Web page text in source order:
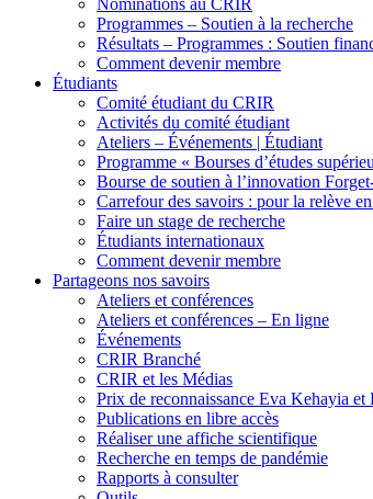
Programmes – Soutien à la recherche
Résultats – Programmes : Soutien
Comment devenir membre
Étudiants
Comité étudiant du CRIR
Activités du comité étudiant
Ateliers – Événements | Étudiant
Programme « Bourses d’études
Bourse de soutien à l’innovation
Carrefour des savoirs : pour la relève
Faire un stage de recherche
Étudiants internationaux
Comment devenir membre
Partageons nos savoirs
Ateliers et conférences
Ateliers et conférences – En ligne
Événements
CRIR Branché
CRIR et les Médias
Prix de reconnaissance Eva Kehayia
Publications en libre accès
Réaliser une affiche scientifique
Recherche en temps de pandémie
Rapports à consulter